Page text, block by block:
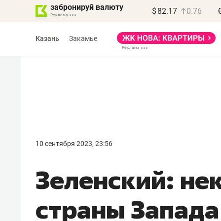
забронируй валюту $ 82.17 0.76
Казань Закамье
10 сентября 2023, 23:56
Зеленский:
страны
правил, бизнес может
потерять минимум
полгода»